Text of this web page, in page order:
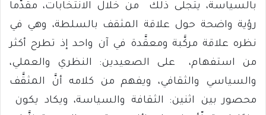
بالسياسة، يتجلى ذلك من خلال الانتخابات، مقدّما
رؤية واضحة حول علاقة المثقف بالسلطة، وهي في
نظره علاقة مركَّبة ومعقَّدة في آن واحد إذ تطرح أكثر
من استفهام، على الصعيدين: النظري والعملي،
والسياسي والثقافي، ويفهم من كلامه أنَّ المثقَّف
محصور بين اثنين: الثقافة والسياسة، ويكاد يكون